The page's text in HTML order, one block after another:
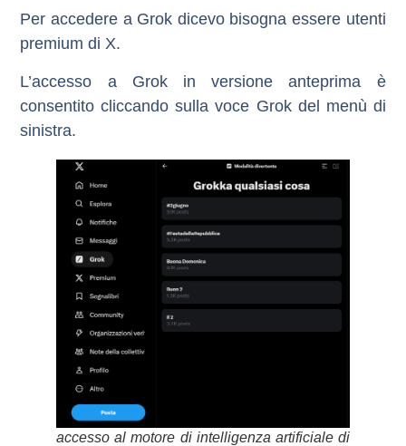
Per accedere a Grok dicevo bisogna essere utenti
premium di X.
L’accesso a Grok in versione anteprima è
consentito cliccando sulla voce Grok del menù di
sinistra.
accesso al motore di intelligenza artificiale di